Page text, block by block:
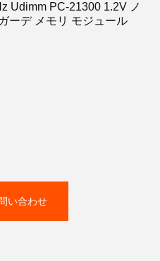
Udimm PC-21300 1.2V ノ
ーデ メモリ モジュール
い合わせ